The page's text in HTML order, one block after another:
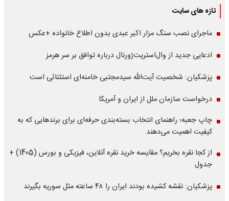
تازه های سایت
ماجرای نصب سنگ مزار اکبر عبدی بدون اطلاع خانواده +عکس
ادعایی جدید از وال‌استریت‌ژورنال درباره توافق بر سر هرمز
پزشکیان: شخصیت آیت‌الله سیدمجتبی خامنه‌ای استثنائی است
درخواست سازمان ملل از ایران و آمریکا
چاپ جعبه؛ راهنمای انتخاب بسته‌بندی حرفه‌ای برای برندهایی که به
کیفیت اهمیت می‌دهند
از کجا نقره بخریم؟ مقایسه خرید نقره آنلاین، فیزیکی و بورس (1405) +
جدول
پزشکیان: نقشه کشیده بودند ایران را ۴۸ ساعته مثل سوریه بگیرند